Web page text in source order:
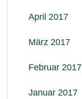
April 2017
März 2017
Februar 2017
Januar 2017